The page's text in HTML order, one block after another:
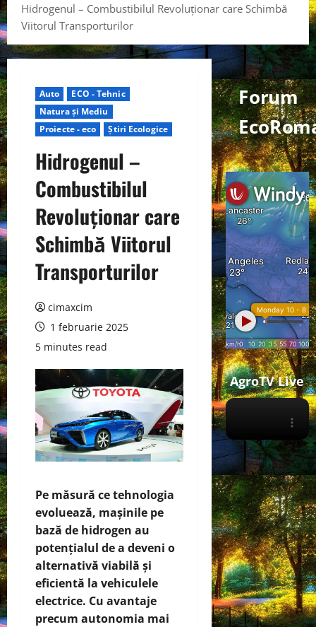
Hidrogenul – Combustibilul Revoluționar care Schimbă
Viitorul Transporturilor
Auto
ECO - Tehnic
Natura și Mediu
Proiecte - eco
Știri Ecologice
Hidrogenul –
Combustibilul
Revoluționar care
Schimbă Viitorul
Transporturilor
cimaxcim
1 februarie 2025
5 minutes read
Pe măsură ce tehnologia
evoluează, mașinile pe
bază de hidrogen au
potențialul de a deveni o
alternativă viabilă și
eficientă la vehiculele
electrice. Cu avantaje
precum autonomia mai
Forum
AgroTV Live